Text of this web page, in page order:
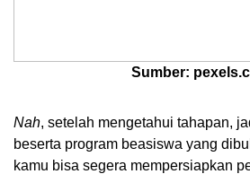
Sumber:
Nah, setelah mengetahui tahapan,
beserta program beasiswa yang
kamu bisa segera mempersiapkan